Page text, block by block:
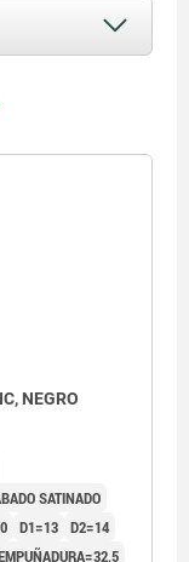
NEGRO
SATINADO
D1=13 D2=14